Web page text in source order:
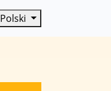
Polski